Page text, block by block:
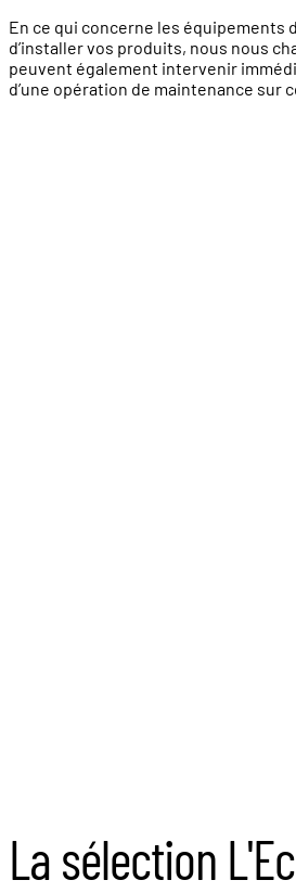
En ce qui concerne les
d’installer vos produits, nous nous
peuvent également intervenir
d’une opération de maintenance sur
La sélection